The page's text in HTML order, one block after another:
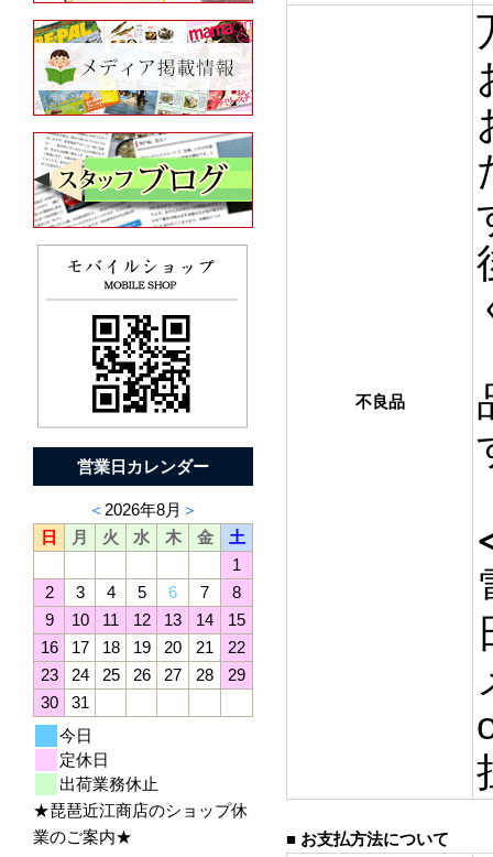
営業日カレンダー
＜ 2026年8月 ＞
日
月 火 水 木 金
土
1
2
3 4 5 6 7
8
9
10 11 12 13 14
15
16
17 18 19 20 21
22
23
24 25 26 27 28
29
30
31
今日
定休日
出荷業務休止
★琵琶近江商店のショップ休
業のご案内★
不良品
■ お支払方法について